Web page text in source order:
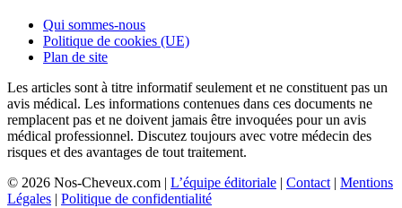
Qui sommes-nous
Politique de cookies (UE)
Plan de site
Les articles sont à titre informatif seulement et ne constituent pas un
avis médical. Les informations contenues dans ces documents ne
remplacent pas et ne doivent jamais être invoquées pour un avis
médical professionnel. Discutez toujours avec votre médecin des
risques et des avantages de tout traitement.
© 2026 Nos-Cheveux.com | L’équipe éditoriale | Contact| Mentions
Légales | Politique de confidentialité